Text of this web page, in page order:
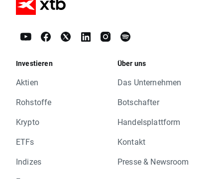
Investieren
Aktien
Rohstoffe
Krypto
ETFs
Indizes
Über uns
Das Unternehmen
Botschafter
Handelsplattform
Kontakt
Presse & Newsroom